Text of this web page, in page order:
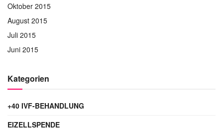
Oktober 2015
August 2015
Juli 2015
Juni 2015
Kategorien
+40 IVF-BEHANDLUNG
EIZELLSPENDE